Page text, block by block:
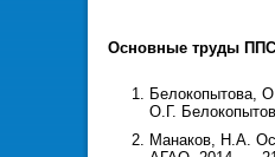
Основные труды
Белокопытова,
О.Г.
Манаков, Н.А.